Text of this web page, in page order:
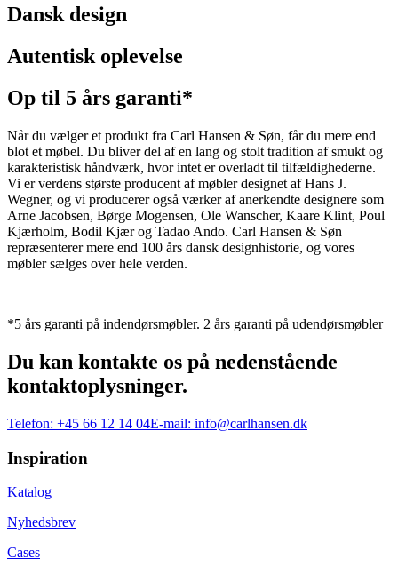
Dansk design
Autentisk oplevelse
Op til 5 års garanti*
Når du vælger et produkt fra Carl Hansen & Søn, får du mere end
blot et møbel. Du bliver del af en lang og stolt tradition af smukt og
karakteristisk håndværk, hvor intet er overladt til tilfældighederne.
Vi er verdens største producent af møbler designet af Hans J.
Wegner, og vi producerer også værker af anerkendte designere som
Arne Jacobsen, Børge Mogensen, Ole Wanscher, Kaare Klint, Poul
Kjærholm, Bodil Kjær og Tadao Ando. Carl Hansen & Søn
repræsenterer mere end 100 års dansk designhistorie, og vores
møbler sælges over hele verden.
*5 års garanti på indendørsmøbler. 2 års garanti på udendørsmøbler
Du kan kontakte os på nedenstående
kontaktoplysninger.
Telefon: +45 66 12 14 04E-mail: info@carlhansen.dk
Inspiration
Katalog
Nyhedsbrev
Cases